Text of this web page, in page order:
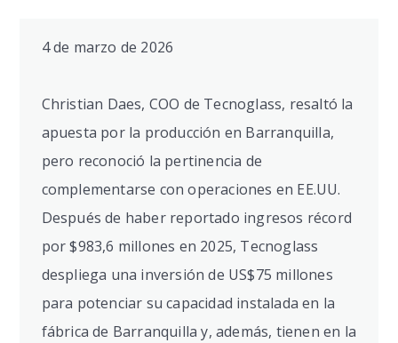
4 de marzo de 2026
Christian Daes, COO de Tecnoglass, resaltó la
apuesta por la producción en Barranquilla,
pero reconoció la pertinencia de
complementarse con operaciones en EE.UU.
Después de haber reportado ingresos récord
por $983,6 millones en 2025, Tecnoglass
despliega una inversión de US$75 millones
para potenciar su capacidad instalada en la
fábrica de Barranquilla y, además, tienen en la